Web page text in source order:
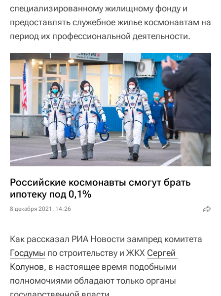
специализированному жилищному фонду и
предоставлять служебное жилье космонавтам на
период их профессиональной деятельности.
Российские космонавты смогут брать
ипотеку под 0,1%
8 декабря 2021, 14:26
Как рассказал РИА Новости зампред комитета
Госдумы по строительству и ЖКХ Сергей
Колунов, в настоящее время подобными
полномочиями обладают только органы